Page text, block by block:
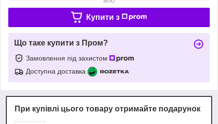
Купити з
Що таке купити з Пром?
Замовлення під захистом
Доступна доставка
При купівлі цього товару отримайте подарунок